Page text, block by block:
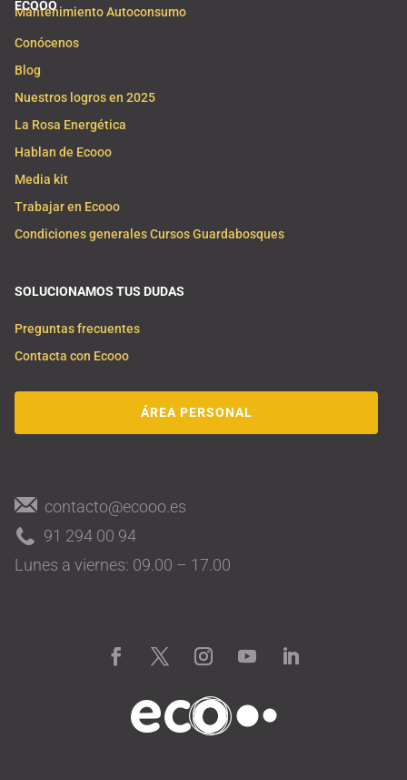
Mantenimiento Autoconsumo
ECOOO
Conócenos
Blog
Nuestros logros en 2025
La Rosa Energética
Hablan de Ecooo
Media kit
Trabajar en Ecooo
Condiciones generales Cursos Guardabosques
SOLUCIONAMOS TUS DUDAS
Preguntas frecuentes
Contacta con Ecooo
ÁREA PERSONAL
contacto@ecooo.es
91 294 00 94
Lunes a viernes: 09.00 – 17.00